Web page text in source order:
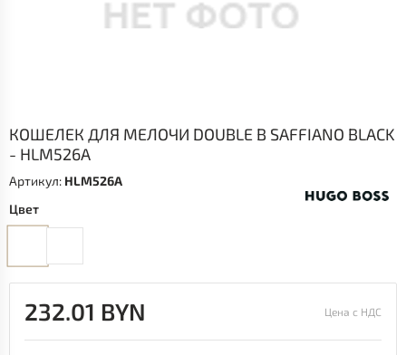
КОШЕЛЕК ДЛЯ МЕЛОЧИ DOUBLE B SAFFIANO BLACK
- HLM526A
Артикул: HLM526A
Цвет
232.01 BYN Цена с НДС